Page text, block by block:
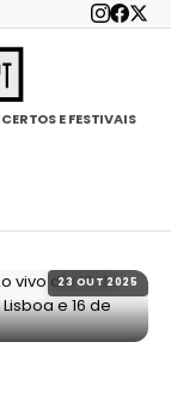
E FESTIVAIS
23 OUT 2025